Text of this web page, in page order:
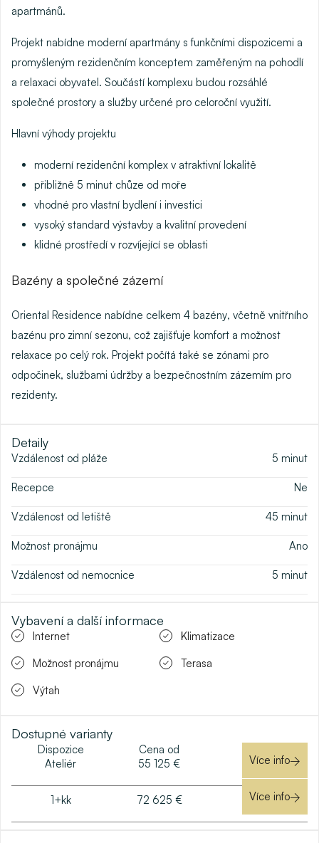
apartmánů.
Projekt nabídne moderní apartmány s funkčními dispozicemi a
promyšleným rezidenčním konceptem zaměřeným na pohodlí
a relaxaci obyvatel. Součástí komplexu budou rozsáhlé
společné prostory a služby určené pro celoroční využití.
Hlavní výhody projektu
moderní rezidenční komplex v atraktivní lokalitě
přibližně 5 minut chůze od moře
vhodné pro vlastní bydlení i investici
vysoký standard výstavby a kvalitní provedení
klidné prostředí v rozvíjející se oblasti
Bazény a společné zázemí
Oriental Residence nabídne celkem 4 bazény, včetně vnitřního
bazénu pro zimní sezonu, což zajišťuje komfort a možnost
relaxace po celý rok. Projekt počítá také se zónami pro
odpočinek, službami údržby a bezpečnostním zázemím pro
rezidenty.
Detaily
Vzdálenost od pláže 5 minut
Recepce Ne
Vzdálenost od letiště 45 minut
Možnost pronájmu Ano
Vzdálenost od nemocnice 5 minut
Vybavení a další informace
Internet
Klimatizace
Možnost pronájmu
Terasa
Výtah
Dostupné varianty
Dispozice
Cena od
Ateliér
55 125 € Více info
1+kk 72 625 € Více info